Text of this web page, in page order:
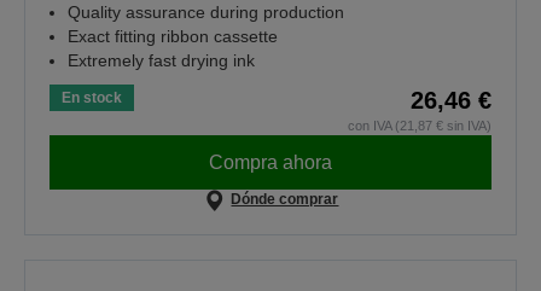
Quality assurance during production
Exact fitting ribbon cassette
Extremely fast drying ink
En stock 26,46 €
con IVA (21,87 € sin IVA)
Compra ahora
Dónde comprar